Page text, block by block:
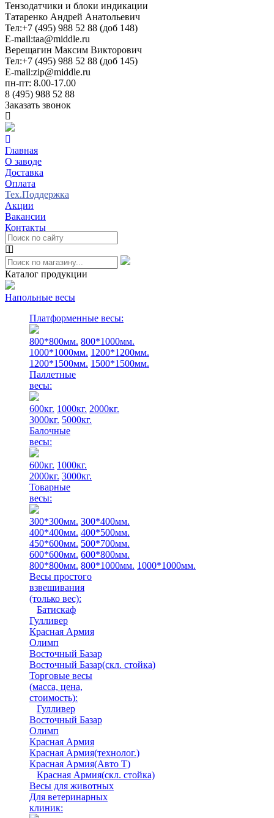
Тензодатчики и блоки индикации
Татаренко Андрей Анатольевич
Тел:+7 (495) 988 52 88 (доб 148)
E-mail:taa@middle.ru
Верещагин Максим Викторович
Тел:+7 (495) 988 52 88 (доб 145)
E-mail:zip@middle.ru
пн-пт: 8.00-17.00
8 (495) 988 52 88
Заказать звонок
Главная
О заводе
Доставка
Оплата
Тех.Поддержка
Акции
Вакансии
Контакты
Каталог продукции
Напольные весы
Платформенные весы:
800*800мм. 800*1000мм.
1000*1000мм. 1200*1200мм.
1200*1500мм. 1500*1500мм.
Паллетные
весы:
600кг. 1000кг. 2000кг.
3000кг. 5000кг.
Балочные
весы:
600кг. 1000кг.
2000кг. 3000кг.
Товарные
весы:
300*300мм. 300*400мм.
400*400мм. 400*500мм.
450*600мм. 500*700мм.
600*600мм. 600*800мм.
800*800мм. 800*1000мм. 1000*1000мм.
Весы простого
взвешивания
(только вес):
Батискаф
Гулливер
Красная Армия
Олимп
Восточный Базар
Восточный Базар(скл. стойка)
Торговые весы
(масса, цена,
стоимость):
Гулливер
Восточный Базар
Олимп
Красная Армия
Красная Армия(технолог.)
Красная Армия(Авто Т)
Красная Армия(скл. стойка)
Весы для животных
Для ветеринарных
клиник: